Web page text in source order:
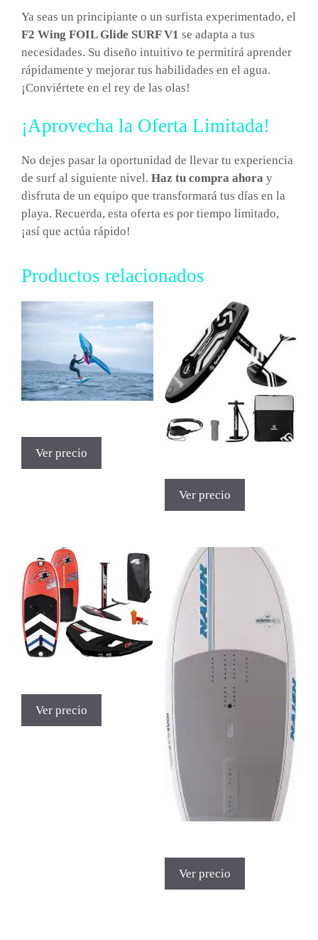
Ya seas un principiante o un surfista experimentado, el
F2 Wing FOIL Glide SURF V1 se adapta a tus
necesidades. Su diseño intuitivo te permitirá aprender
rápidamente y mejorar tus habilidades en el agua.
¡Conviértete en el rey de las olas!
¡Aprovecha la Oferta Limitada!
No dejes pasar la oportunidad de llevar tu experiencia
de surf al siguiente nivel. Haz tu compra ahora y
disfruta de un equipo que transformará tus días en la
playa. Recuerda, esta oferta es por tiempo limitado,
¡así que actúa rápido!
Productos relacionados
Ver precio
Ver precio
Ver precio
Ver precio